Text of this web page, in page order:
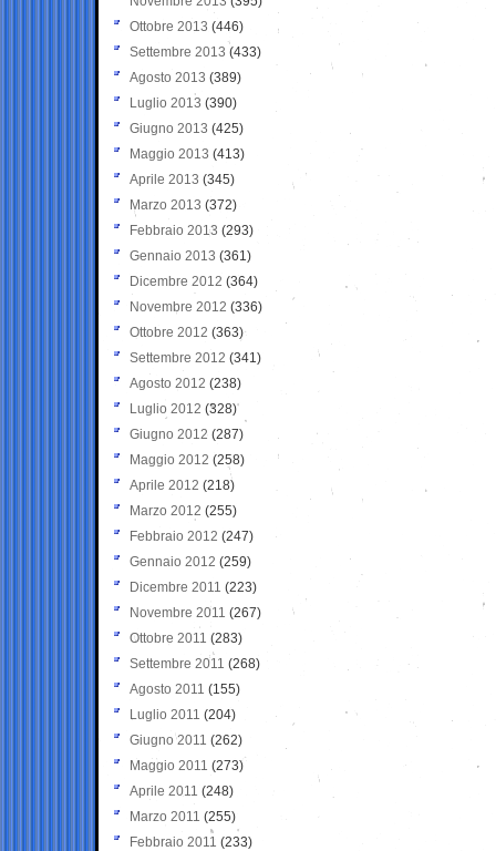
Ottobre 2013 (446)
Settembre 2013 (433)
Agosto 2013 (389)
Luglio 2013 (390)
Giugno 2013 (425)
Maggio 2013 (413)
Aprile 2013 (345)
Marzo 2013 (372)
Febbraio 2013 (293)
Gennaio 2013 (361)
Dicembre 2012 (364)
Novembre 2012 (336)
Ottobre 2012 (363)
Settembre 2012 (341)
Agosto 2012 (238)
Luglio 2012 (328)
Giugno 2012 (287)
Maggio 2012 (258)
Aprile 2012 (218)
Marzo 2012 (255)
Febbraio 2012 (247)
Gennaio 2012 (259)
Dicembre 2011 (223)
Novembre 2011 (267)
Ottobre 2011 (283)
Settembre 2011 (268)
Agosto 2011 (155)
Luglio 2011 (204)
Giugno 2011 (262)
Maggio 2011 (273)
Aprile 2011 (248)
Marzo 2011 (255)
Febbraio 2011 (233)